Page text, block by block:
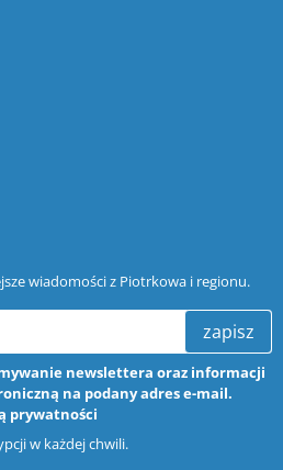
wiadomości z Piotrkowa i regionu.
zapisz
newslettera oraz informacji
na podany adres e-mail.
prywatności
w każdej chwili.